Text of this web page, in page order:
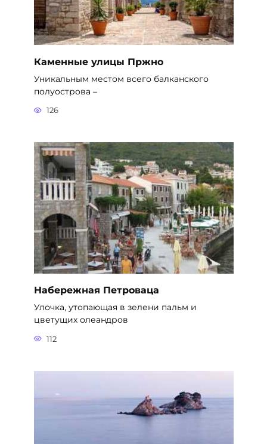
Каменные улицы Пржно
Уникальным местом всего балканского
полуострова –
126
Набережная Петроваца
Улочка, утопающая в зелени пальм и
цветущих олеандров
112